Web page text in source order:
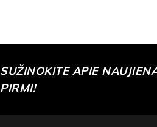
SUŽINOKITE APIE
PIRMI!